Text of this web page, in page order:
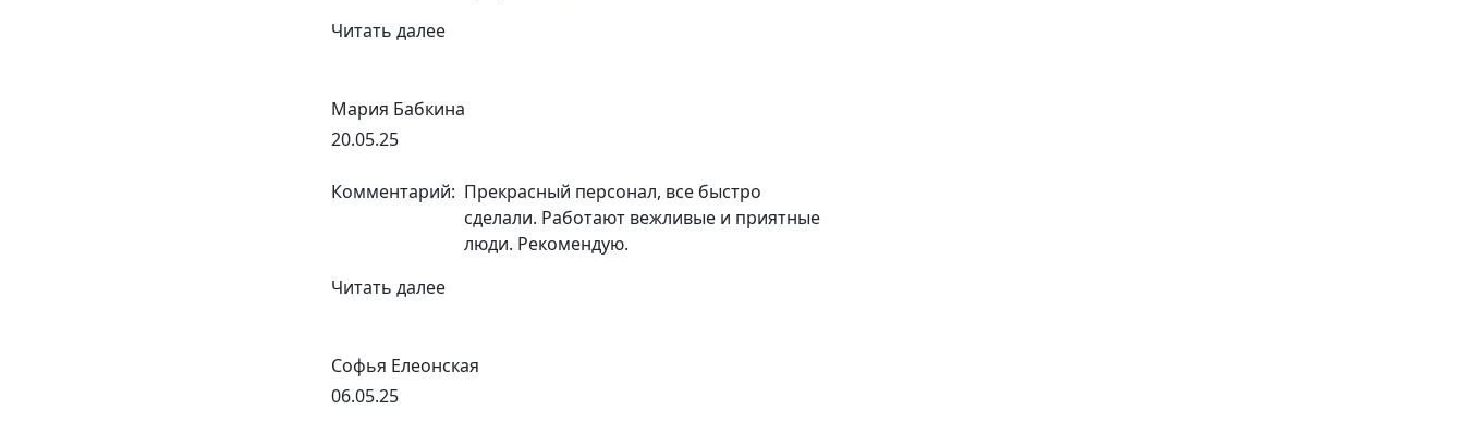
Читать далее
Мария Бабкина
20.05.25
Комментарий: Прекрасный персонал, все быстро
сделали. Работают вежливые и приятные
люди. Рекомендую.
Читать далее
Софья Елеонская
06.05.25